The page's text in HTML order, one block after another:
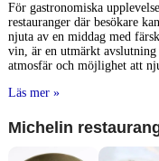
För gastronomiska
restauranger där besökare
njuta av en middag med
vin, är en utmärkt avslutning
atmosfär och möjlighet att
Läs mer »
Michelin